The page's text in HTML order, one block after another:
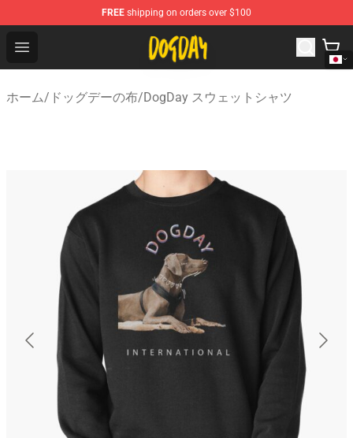
FREE shipping on orders over $100
Open menu
DogDay Store - Official DogDay Merchandise Shop
ホーム/ ドッグデーの布/DogDay スウェットシャツ